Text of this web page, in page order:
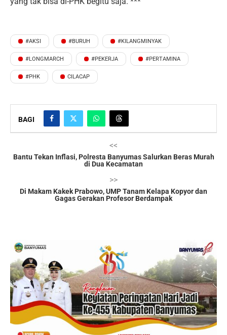
#AKSI #BURUH #KILANGMINYAK
#LONGMARCH #PEKERJA #PERTAMINA
#PHK CILACAP
BAGI
<<
Bantu Tekan Inflasi, Polresta Banyumas Salurkan Beras Murah
di Dua Kecamatan
>>
Di Makam Kakek Prabowo, UMP Tanam Kelapa Kopyor dan
Gagas Gerakan Profesor Berdampak